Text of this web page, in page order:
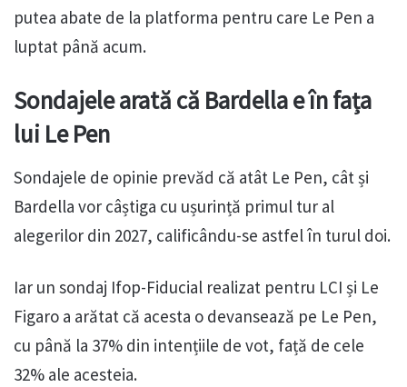
putea abate de la platforma pentru care Le Pen a
luptat până acum.
Sondajele arată că Bardella e în fața
lui Le Pen
Sondajele de opinie prevăd că atât Le Pen, cât și
Bardella vor câștiga cu ușurință primul tur al
alegerilor din 2027, calificându-se astfel în turul doi.
Iar un sondaj Ifop-Fiducial realizat pentru LCI și Le
Figaro a arătat că acesta o devansează pe Le Pen,
cu până la 37% din intențiile de vot, față de cele
32% ale acesteia.